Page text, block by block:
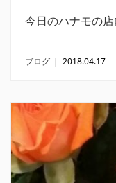
今日のハナモの店
ブログ | 2018.04.17